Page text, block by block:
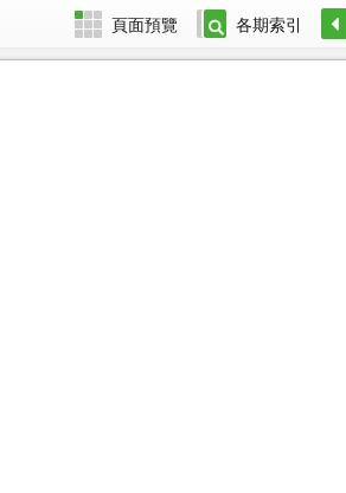
頁面預覽 各期索引